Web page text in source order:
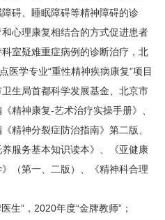
碍、睡眠障碍等精神障碍的诊
心理康复相结合的方式促进患者
室疑难重症病例的诊断治疗，北
医学专业“重性精神疾病康复”项目
生局首都科学发展基金、北京市
精神康复-艺术治疗实操手册》、
精神分裂症防治指南》第二版、
养服务基本知识读本》、《亚健康
（第一、二版）、《精神科合理
”，2020年度“金牌教师”；